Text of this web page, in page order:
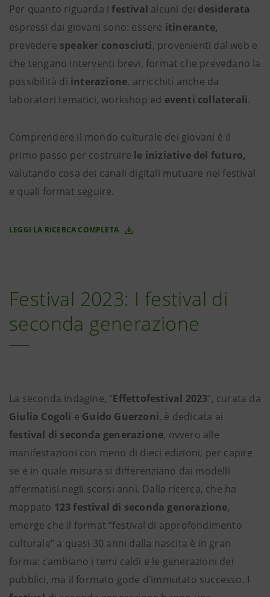
Per quanto riguarda i festival alcuni dei desiderata
espressi dai giovani sono: essere itinerante,
prevedere speaker conosciuti, provenienti dal web e
che tengano interventi brevi, format che prevedano la
possibilità di interazione, arricchiti anche da
laboratori tematici, workshop ed eventi collaterali.
Comprendere il mondo culturale dei giovani è il
primo passo per costruire le iniziative del futuro,
valutando cosa dei canali digitali mutuare nei festival
e quali format seguire.
LEGGI LA RICERCA COMPLETA
Festival 2023: I festival di
seconda generazione
La seconda indagine, “Effettofestival 2023”, curata da
Giulia Cogoli e Guido Guerzoni, è dedicata ai
festival di seconda generazione, ovvero alle
manifestazioni con meno di dieci edizioni, per capire
se e in quale misura si differenziano dai modelli
affermatisi negli scorsi anni. Dalla ricerca, che ha
mappato 123 festival di seconda generazione,
emerge che il format “festival di approfondimento
culturale” a quasi 30 anni dalla nascita è in gran
forma: cambiano i temi caldi e le generazioni dei
pubblici, ma il formato gode d’immutato successo. I